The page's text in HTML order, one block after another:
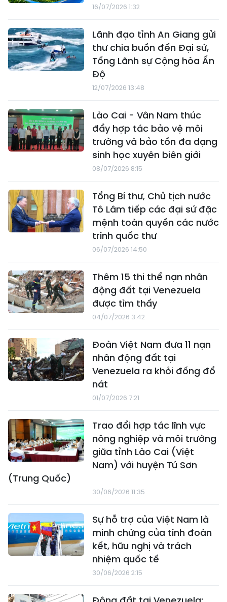
16/07/2026 1:32
Lãnh đạo tỉnh An Giang gửi
thư chia buồn đến Đại sứ,
Tổng Lãnh sự Cộng hòa Ấn
Độ
12/07/2026 13:48
Lào Cai - Vân Nam thúc
đẩy hợp tác bảo vệ môi
trường và bảo tồn đa dạng
sinh học xuyên biên giới
08/07/2026 8:15
Tổng Bí thư, Chủ tịch nước
Tô Lâm tiếp các đại sứ đặc
mệnh toàn quyền các nước
trình quốc thư
06/07/2026 14:50
Thêm 15 thi thể nạn nhân
động đất tại Venezuela
được tìm thấy
04/07/2026 3:42
Đoàn Việt Nam đưa 11 nạn
nhân động đất tại
Venezuela ra khỏi đống đổ
nát
01/07/2026 7:21
Trao đổi hợp tác lĩnh vực
nông nghiệp và môi trường
giữa tỉnh Lào Cai (Việt
Nam) với huyện Tú Sơn
(Trung Quốc)
30/06/2026 11:35
Sự hỗ trợ của Việt Nam là
minh chứng của tình đoàn
kết, hữu nghị và trách
nhiệm quốc tế
30/06/2026 2:15